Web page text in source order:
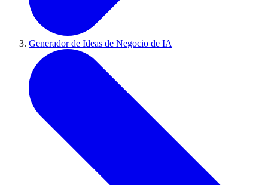
Generador de Ideas de Negocio de IA